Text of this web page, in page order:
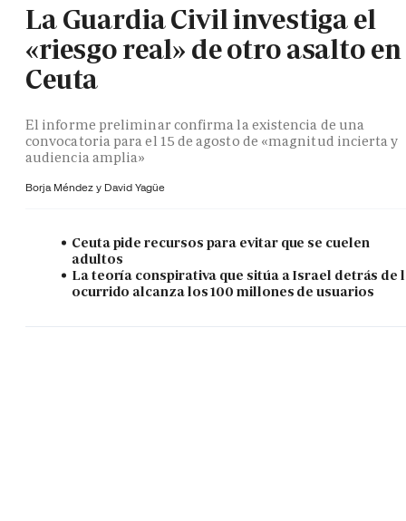
La Guardia Civil investiga el
«riesgo real» de otro asalto en
Ceuta
El informe preliminar confirma la existencia de una
convocatoria para el 15 de agosto de «magnitud incierta y
audiencia amplia»
Borja Méndez y David Yagüe
Ceuta pide recursos para evitar que se cuelen
adultos
La teoría conspirativa que sitúa a Israel detrás de
ocurrido alcanza los 100 millones de usuarios